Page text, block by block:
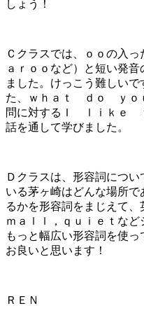
しょう！
Ｃクラスでは、ｏｏの入
ａｒｏｏなど）と短い発
ました。けっこう難しい
た、ｗｈａｔ ｄｏ ｙ
問に対するＩ ｌｉｋｅ
話を通して学びました。
Ｄクラスは、形容詞につ
いる茅ヶ崎はどんな場所
るかを形容詞をまじえて
ｍａｌｌ，ｑｕｉｅｔなど
もっと幅広い形容詞を使
お良いと思います！
ＲＥＮ